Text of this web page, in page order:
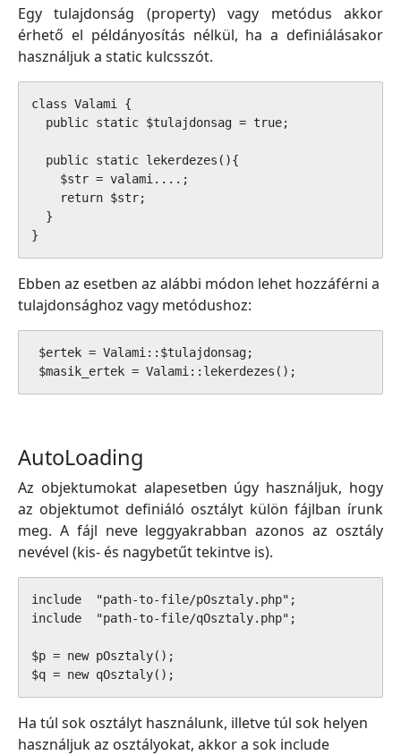
Egy tulajdonság (property) vagy metódus akkor
érhető el példányosítás nélkül, ha a definiálásakor
használjuk a static kulcsszót.
class Valami {
  public static $tulajdonsag = true;
  public static lekerdezes(){
    $str = valami....;
    return $str;
  }
}
Ebben az esetben az alábbi módon lehet hozzáférni a
tulajdonsághoz vagy metódushoz:
$ertek = Valami::$tulajdonsag;
$masik_ertek = Valami::lekerdezes();
AutoLoading
Az objektumokat alapesetben úgy használjuk, hogy
az objektumot definiáló osztályt külön fájlban írunk
meg. A fájl neve leggyakrabban azonos az osztály
nevével (kis- és nagybetűt tekintve is).
include  "path-to-file/pOsztaly.php";
include  "path-to-file/qOsztaly.php";
$p = new pOsztaly();
Ha túl sok osztályt használunk, illetve túl sok helyen
használjuk az osztályokat, akkor a sok include